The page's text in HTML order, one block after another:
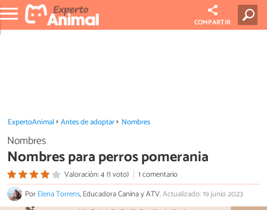
COMPARTIR
ExpertoAnimal Antes de adoptar Nombres
Nombres
Nombres para perros pomerania
Valoración: 4 (1 voto)
1 comentario
PorElena Torrens, Educadora Canina y ATV.Actualizado: 19 junio 2023